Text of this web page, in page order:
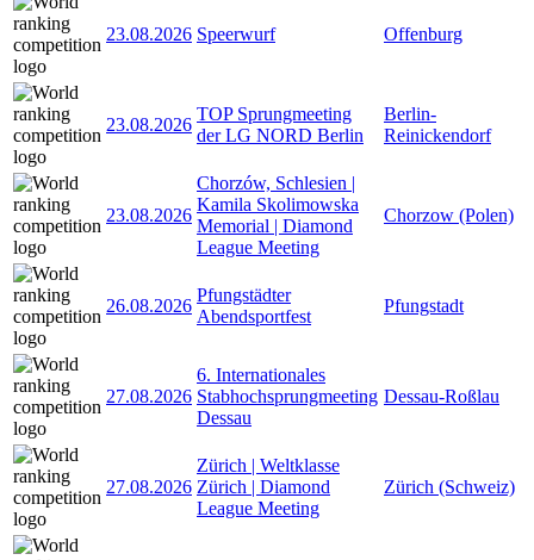
23.08.2026 Speerwurf Offenburg
23.08.2026
TOP Sprungmeeting
der LG NORD Berlin
Berlin-
Reinickendorf
23.08.2026
Chorzów, Schlesien |
Kamila Skolimowska
Memorial | Diamond
League Meeting
Chorzow (Polen)
26.08.2026
Pfungstädter
Abendsportfest
Pfungstadt
27.08.2026
6. Internationales
Stabhochsprungmeeting
Dessau
Dessau-Roßlau
27.08.2026
Zürich | Weltklasse
Zürich | Diamond
League Meeting
Zürich (Schweiz)